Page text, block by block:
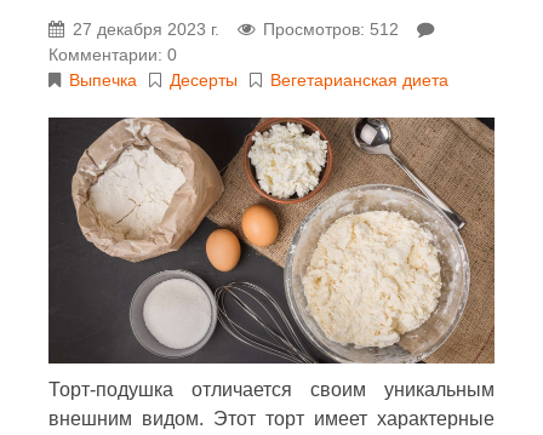
27 декабря 2023 г.
Просмотров: 512
Комментарии: 0
Выпечка
Десерты Вегетарианская диета
Торт-подушка отличается своим уникальным
внешним видом. Этот торт имеет характерные